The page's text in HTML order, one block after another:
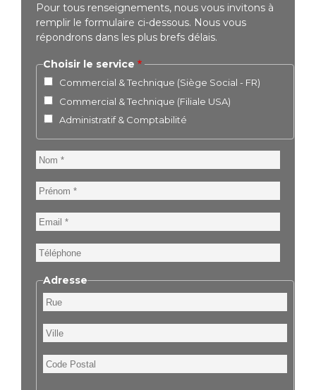
Pour tous renseignements, nous vous invitons à
remplir le formulaire ci-dessous. Nous vous
répondrons dans les plus brefs délais.
Choisir le service
Commercial & Technique (Siège Social - FR)
Commercial & Technique (Filiale USA)
Administratif & Comptabilité
Nom
Prénom
Email
Téléphone
Adresse
Rue
Ville
Code
Postal